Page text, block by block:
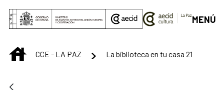
Saltar al contenido principal
MENÚ
INICIOCCE - LA PAZ La biblioteca en tu casa 21